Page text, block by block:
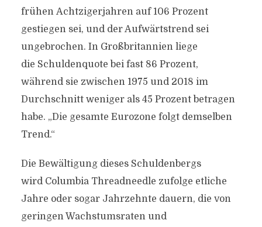
frühen Achtzigerjahren auf 106 Prozent
gestiegen sei, und der Aufwärtstrend sei
ungebrochen. In Großbritannien liege
die Schuldenquote bei fast 86 Prozent,
während sie zwischen 1975 und 2018 im
Durchschnitt weniger als 45 Prozent betragen
habe. „Die gesamte Eurozone folgt demselben
Trend.“
Die Bewältigung dieses Schuldenbergs
wird Columbia Threadneedle zufolge etliche
Jahre oder sogar Jahrzehnte dauern, die von
geringen Wachstumsraten und